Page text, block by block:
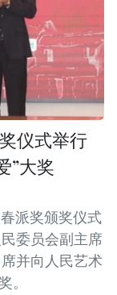
仪式举行
”大奖
春派奖颁奖仪式
委员会副主席
并向人民艺术
。